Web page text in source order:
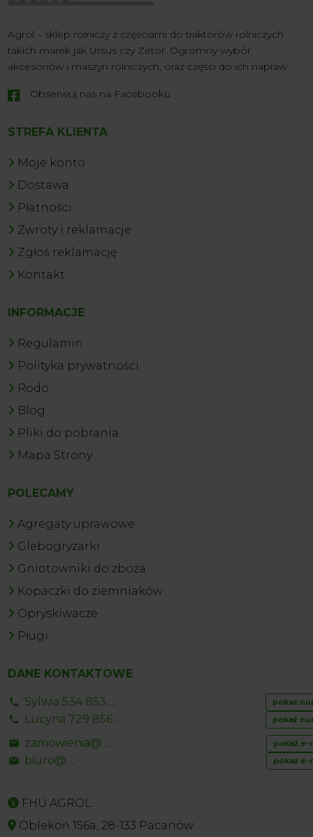
Agrol – sklep rolniczy z częściami do traktorów rolniczych
takich marek jak Ursus czy Zetor. Ogromny wybór
akcesoriów i maszyn rolniczych, oraz części do ich napraw.
 Obserwuj nas na Facebooku
STREFA KLIENTA
Moje konto
Dostawa
Płatności
Zwroty i reklamacje
Zgłoś reklamację
Kontakt
INFORMACJE
Regulamin
Polityka prywatności
Rodo
Blog
Pliki do pobrania
Mapa Strony
POLECAMY
Agregaty uprawowe
Glebogryzarki
Gniotowniki do zboża
Kopaczki do ziemniaków
Opryskiwacze
Pługi
DANE KONTAKTOWE
Sylwia 534 853 ... pokaż
Lucyna 729 856 ... pokaż
zamowienia@ ... pokaż e-
biuro@ ... pokaż e-
FHU AGROL
Oblekoń 156a, 28-133 Pacanów